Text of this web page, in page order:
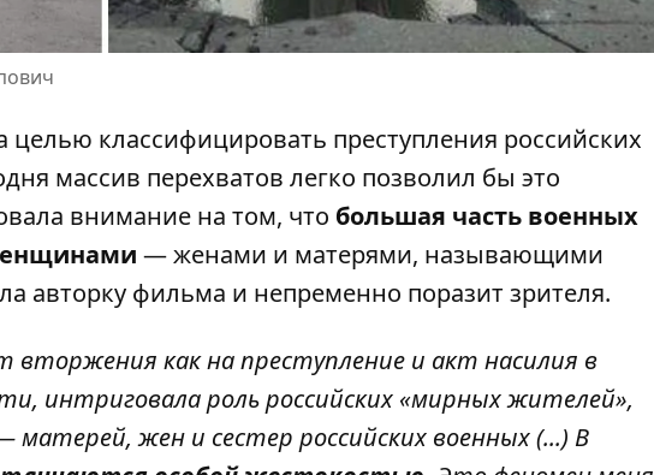
целью классифицировать преступления российских
массив перехватов легко позволил бы это
внимание на том, что большая часть военных
— женами и матерями, называющими
авторку фильма и непременно поразит зрителя.
как на преступление и акт насилия в
интриговала роль российских «мирных жителей»,
жен и сестер российских военных (...) В